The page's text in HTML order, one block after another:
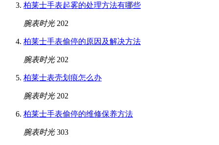
柏莱士手表起雾的处理方法有哪些
腕表时光 202
柏莱士手表偷停的原因及解决方法
腕表时光 202
柏莱士表壳划痕怎么办
腕表时光 202
柏莱士手表偷停的维修保养方法
腕表时光 303